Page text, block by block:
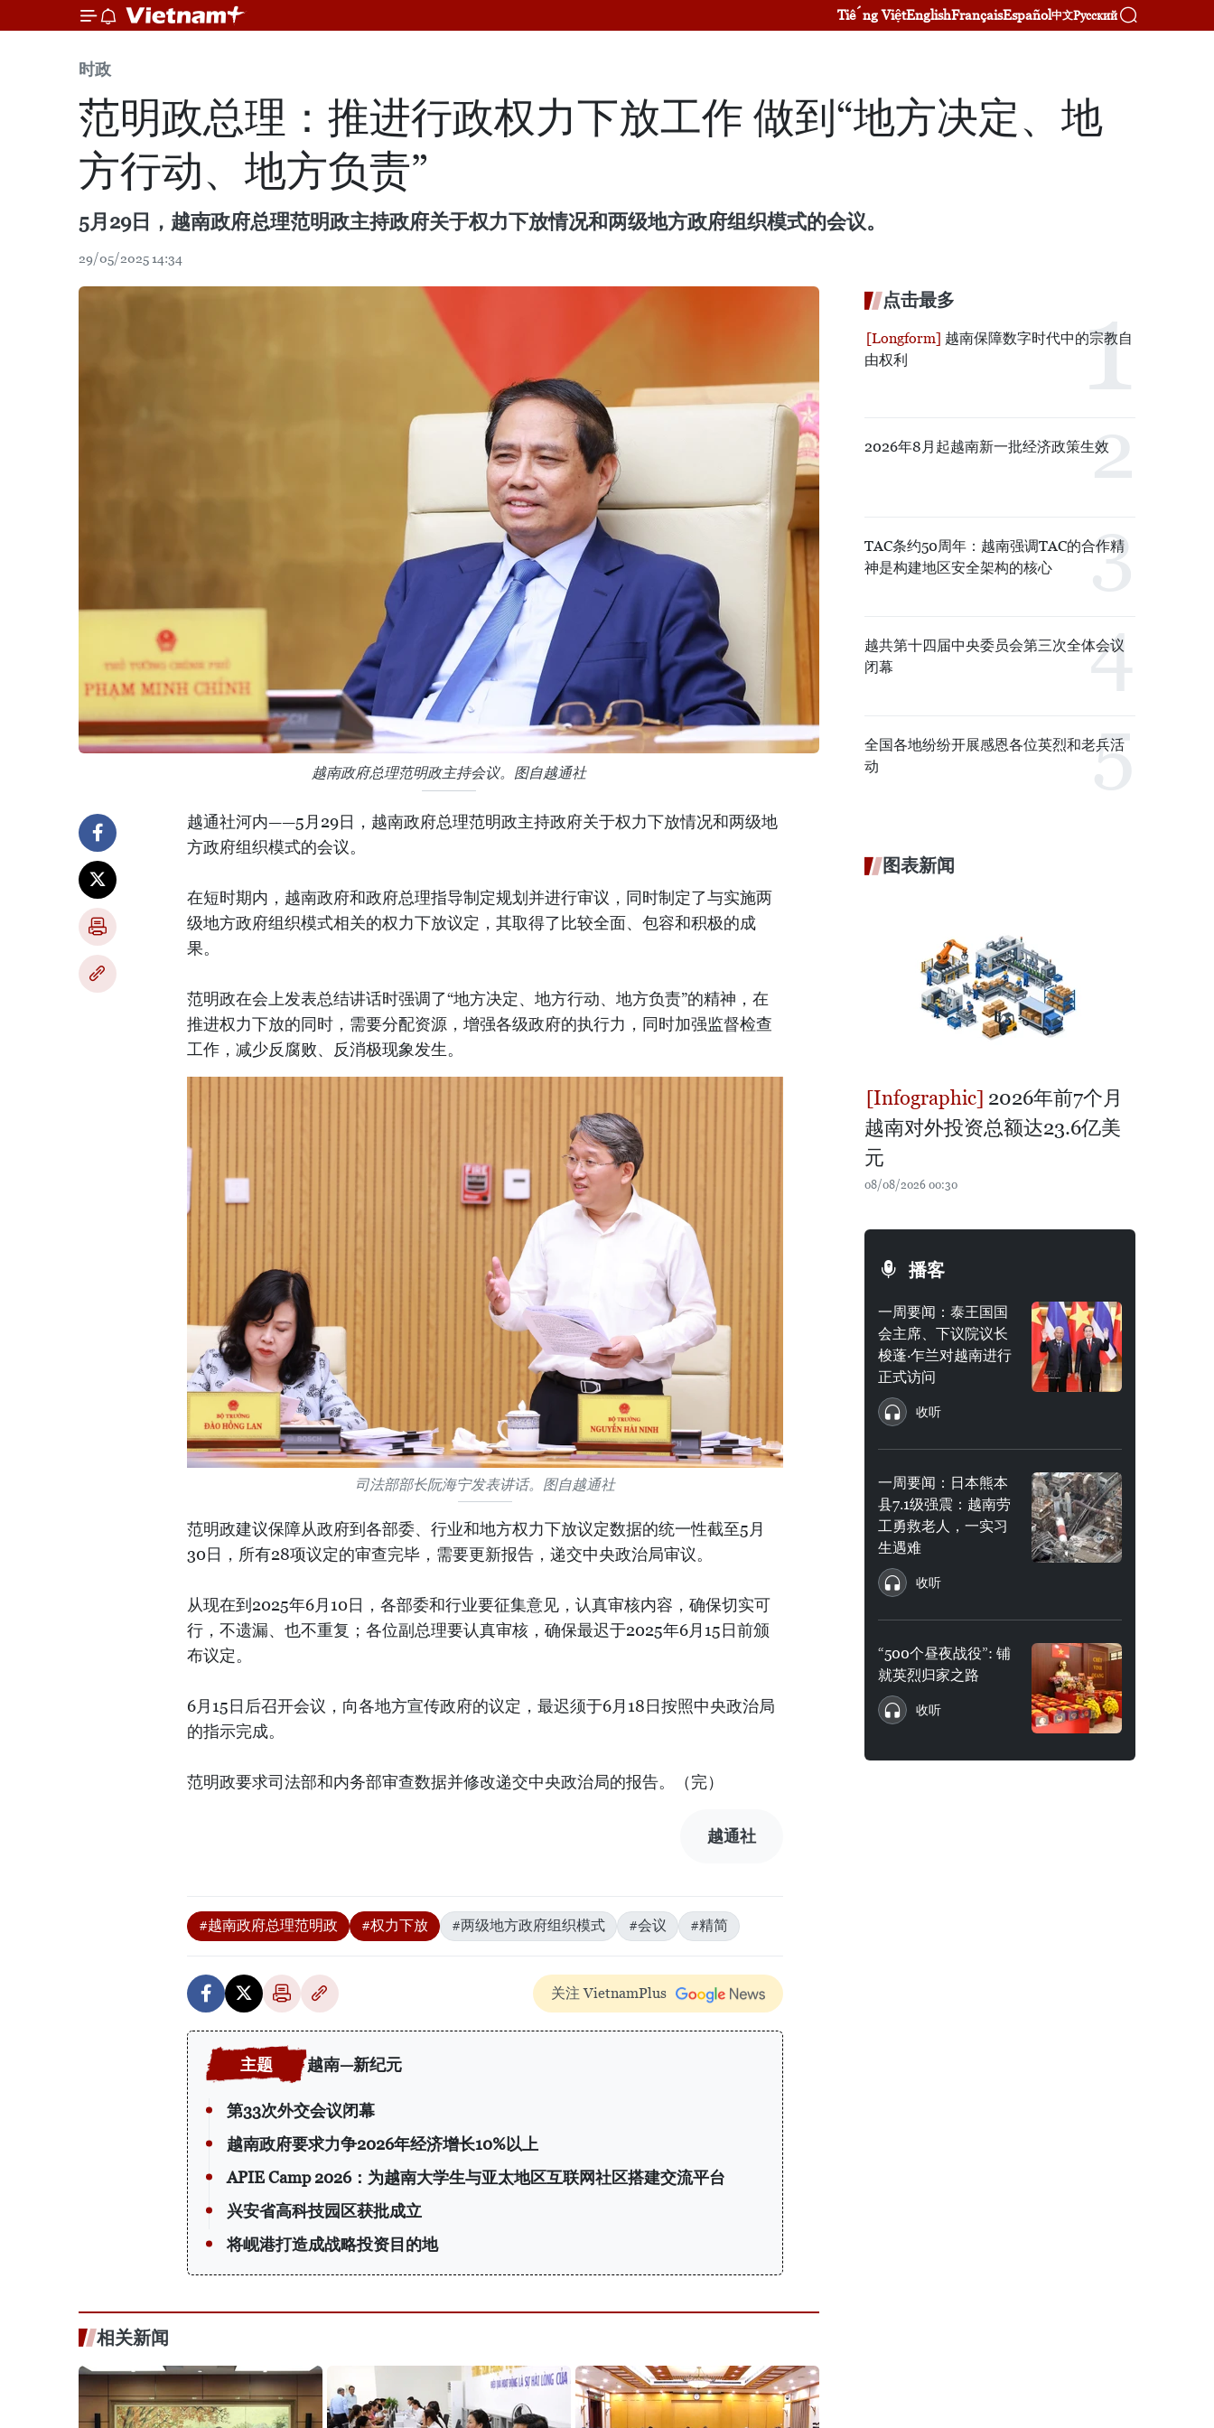
Tiếng ViệtEnglishFrançaisEspañol中文Русский
时政
范明政总理：推进行政权力下放工作 做到“地方决定、地
方行动、地方负责”
5月29日，越南政府总理范明政主持政府关于权力下放情况和两级地方政府组织模式的会议。
29/05/2025 14:34
越南政府总理范明政主持会议。图自越通社
越通社河内——5月29日，越南政府总理范明政主持政府关于权力下放情况和两级地
方政府组织模式的会议。
在短时期内，越南政府和政府总理指导制定规划并进行审议，同时制定了与实施两
级地方政府组织模式相关的权力下放议定，其取得了比较全面、包容和积极的成
果。
范明政在会上发表总结讲话时强调了“地方决定、地方行动、地方负责”的精神，在
推进权力下放的同时，需要分配资源，增强各级政府的执行力，同时加强监督检查
工作，减少反腐败、反消极现象发生。
司法部部长阮海宁发表讲话。图自越通社
范明政建议保障从政府到各部委、行业和地方权力下放议定数据的统一性截至5月
30日，所有28项议定的审查完毕，需要更新报告，递交中央政治局审议。
从现在到2025年6月10日，各部委和行业要征集意见，认真审核内容，确保切实可
行，不遗漏、也不重复；各位副总理要认真审核，确保最迟于2025年6月15日前颁
布议定。
6月15日后召开会议，向各地方宣传政府的议定，最迟须于6月18日按照中央政治局
的指示完成。
范明政要求司法部和内务部审查数据并修改递交中央政治局的报告。（完）
越通社
#越南政府总理范明政 #权力下放 #两级地方政府组织模式 #会议 #精简
关注 VietnamPlus
越南—新纪元
第33次外交会议闭幕
越南政府要求力争2026年经济增长10%以上
APIE Camp 2026：为越南大学生与亚太地区互联网社区搭建交流平台
兴安省高科技园区获批成立
将岘港打造成战略投资目的地
相关新闻
点击最多
越南保障数字时代中的宗教自
由权利
2026年8月起越南新一批经济政策生效
TAC条约50周年：越南强调TAC的合作精
神是构建地区安全架构的核心
越共第十四届中央委员会第三次全体会议
闭幕
全国各地纷纷开展感恩各位英烈和老兵活
动
图表新闻
2026年前7个月
越南对外投资总额达23.6亿美
元
08/08/2026 00:30
播客
一周要闻：泰王国国
会主席、下议院议长
梭蓬·乍兰对越南进行
正式访问
收听
一周要闻：日本熊本
县7.1级强震：越南劳
工勇救老人，一实习
生遇难
收听
“500个昼夜战役”: 铺
就英烈归家之路
收听